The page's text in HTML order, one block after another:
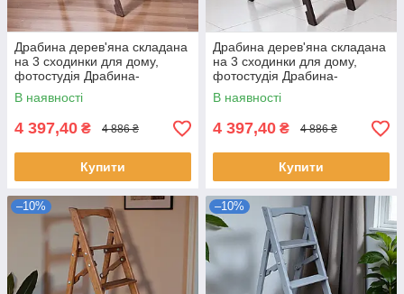
Драбина дерев'яна складана
на 3 сходинки для дому,
фотостудія Драбина-
трансформер побутова
розкладна Шоколад
В наявності
4 397,40 ₴ 4 886 ₴
Купити
Драбина дерев'яна складана
на 3 сходинки для дому,
фотостудія Драбина-
трансформер побутова
розкладна Шоколад темний
В наявності
4 397,40 ₴ 4 886 ₴
Купити
–10% –10%